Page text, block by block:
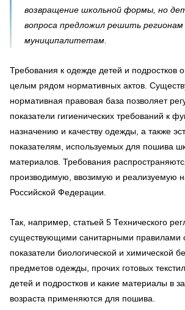
возвращение школьной формы, но
вопроса предложил решить регионам
муниципалитетам.
Требования к одежде детей и подростков
целым рядом нормативных актов.
нормативная правовая база позволяет
показатели гигиенических требований к
назначению и качеству одежды, а также
показателям, используемых для пошива
материалов. Требования
производимую, ввозимую и реализуемую
Российской Федерации.
Так, например, статьей 5 Технического
существующими санитарными правилами
показатели биологической и химической
предметов одежды, прочих готовых
детей и подростков и какие материалы в
возраста применяются для пошива.